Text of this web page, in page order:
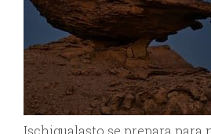
Ischigualasto se prepara para